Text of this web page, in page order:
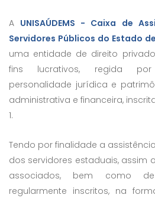
A UNISAÚDEMS - Caixa de
Servidores Públicos do Estado
uma entidade de direito
fins lucrativos, regida por
personalidade jurídica e
administrativa e financeira, inscrita
1.
Tendo por finalidade a
dos servidores estaduais, assim
associados, bem como
regularmente inscritos, na